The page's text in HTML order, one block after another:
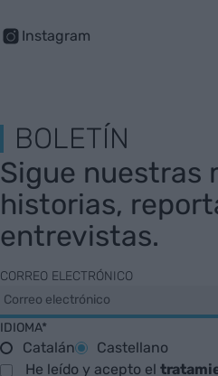
Instagram
BOLETÍN
Sigue nuestras
historias,
entrevistas.
CORREO ELECTRÓNICO
IDIOMA*
Catalán
Castellano
He leído y acepto el